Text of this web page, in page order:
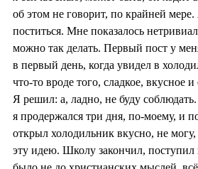
об этом не говорит, по крайней
поститься. Мне показалось
можно так делать. Первый пост у
в первый день, когда увидел в
что-то вроде того, сладкое, вкусное
Я решил: а, ладно, не буду
я продержался три дня, по-моему, и
открыл холодильник вкусно, не
эту идею. Школу закончил,